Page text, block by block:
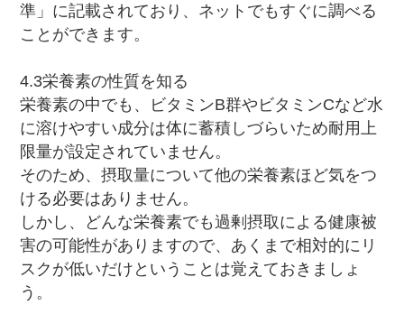
準」に記載されており、ネットでもすぐに調べる
ことができます。
4.3栄養素の性質を知る
栄養素の中でも、ビタミンB群やビタミンCなど水
に溶けやすい成分は体に蓄積しづらいため耐用上
限量が設定されていません。
そのため、摂取量について他の栄養素ほど気をつ
ける必要はありません。
しかし、どんな栄養素でも過剰摂取による健康被
害の可能性がありますので、あくまで相対的にリ
スクが低いだけということは覚えておきましょ
う。